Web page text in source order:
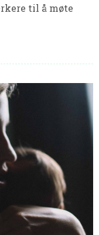
til å møte